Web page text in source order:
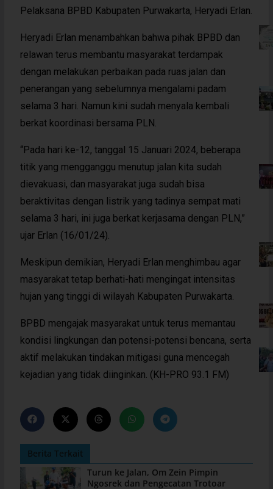
Pelaksana BPBD Kabupaten Purwakarta, Heryadi Erlan.
Heryadi Erlan menambahkan bahwa pihak BPBD dan
relawan terus membantu masyarakat terdampak
dengan melakukan perbaikan pada ruas jalan dan
penerangan yang sebelumnya mengalami padam
selama 3 hari. Namun kini sudah menyala kembali
berkat koordinasi bersama PLN.
“Pada hari ke-12, tanggal 15 Januari 2024, beberapa
titik yang mengganggu menutup jalan kita sudah
dievakuasi, dan masyarakat juga sudah bisa
beraktivitas dengan listrik yang tadinya sempat mati
selama 3 hari, ini juga berkat kerjasama dengan PLN,”
ujar Erlan (16/01/24).
Meskipun demikian, Heryadi Erlan menghimbau agar
masyarakat tetap berhati-hati mengingat intensitas
hujan yang tinggi di wilayah Kabupaten Purwakarta.
BPBD mengajak masyarakat untuk terus memantau
kondisi lingkungan dan potensi-potensi bencana, serta
aktif melakukan tindakan mitigasi guna mencegah
kejadian yang tidak diinginkan. (KH-PRO 93.1 FM)
Berita Terkait
Turun ke Jalan, Om Zein Pimpin
Ngosrek dan Pengecatan Trotoar